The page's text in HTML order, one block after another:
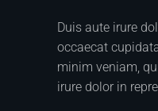
Duis aute irure
occaecat
minim veniam,
irure dolor in